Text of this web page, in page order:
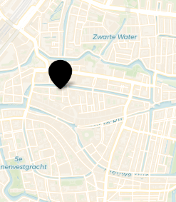
Theater
Oostpool
–
Millennial
II
Browser
History
X